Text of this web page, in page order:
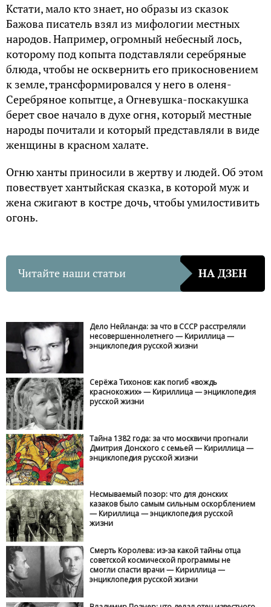
Кстати, мало кто знает, но образы из сказок
Бажова писатель взял из мифологии местных
народов. Например, огромный небесный лось,
которому под копыта подставляли серебряные
блюда, чтобы не осквернить его прикосновением
к земле, трансформировался у него в оленя-
Серебряное копытце, а Огневушка-поскакушка
берет свое начало в духе огня, который местные
народы почитали и который представляли в виде
женщины в красном халате.
Огню ханты приносили в жертву и людей. Об этом
повествует хантыйская сказка, в которой муж и
жена сжигают в костре дочь, чтобы умилостивить
огонь.
Читайте наши статьи НА ДЗЕН
Дело Нейланда: за что в СССР расстреляли
несовершеннолетнего — Кириллица —
энциклопедия русской жизни
Серёжа Тихонов: как погиб «вождь
краснокожих» — Кириллица — энциклопедия
русской жизни
Тайна 1382 года: за что москвичи прогнали
Дмитрия Донского с семьей — Кириллица —
энциклопедия русской жизни
Несмываемый позор: что для донских
казаков было самым сильным оскорблением
— Кириллица — энциклопедия русской
жизни
Смерть Королева: из-за какой тайны отца
советской космической программы не
смогли спасти врачи — Кириллица —
энциклопедия русской жизни